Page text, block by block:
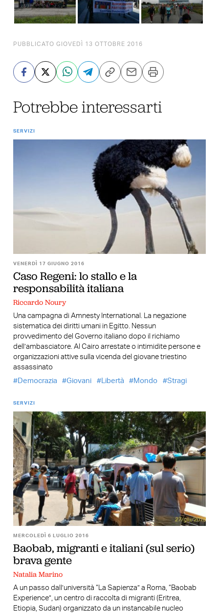
PUBBLICATO GIOVEDÌ 13 OTTOBRE 2016
Potrebbe interessarti
SERVIZI
VENERDÌ 17 GIUGNO 2016
Caso Regeni: lo stallo e la
responsabilità italiana
Riccardo Noury
Una campagna di Amnesty International. La negazione
sistematica dei diritti umani in Egitto. Nessun
provvedimento del Governo italiano dopo il richiamo
dell’ambasciatore. Al Cairo arrestate o intimidite persone e
organizzazioni attive sulla vicenda del giovane triestino
assassinato
Democrazia
Giovani Libertà Mondo Stragi
SERVIZI
MERCOLEDÌ 6 LUGLIO 2016
Baobab, migranti e italiani (sul serio)
brava gente
Natalia Marino
A un passo dall’università “La Sapienza” a Roma, “Baobab
Experience”, un centro di raccolta di migranti (Eritrea,
Etiopia, Sudan) organizzato da un instancabile nucleo